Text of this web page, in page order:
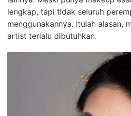
lengkap, tapi tidak seluruh
menggunakannya. Itulah alasan,
artist terlalu dibutuhkan.